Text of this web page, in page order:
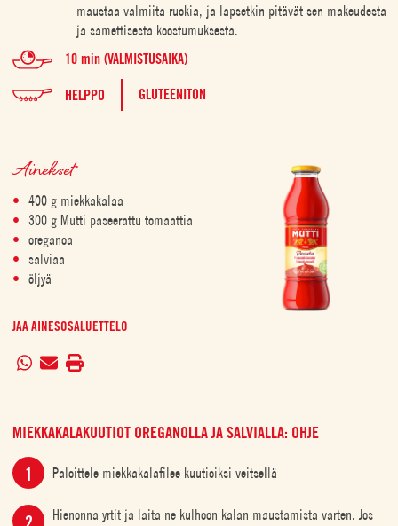
maustaa valmiita ruokia, ja lapsetkin pitävät sen makeudesta
ja samettisesta koostumuksesta.
10 min (VALMISTUSAIKA)
HELPPO GLUTEENITON
Ainekset
400 g miekkakalaa
300 g Mutti paseerattu tomaattia
oreganoa
salviaa
öljyä
JAA AINESOSALUETTELO
MIEKKAKALAKUUTIOT OREGANOLLA JA SALVIALLA: OHJE
Paloittele miekkakalafilee kuutioiksi veitsellä
Hienonna yrtit ja laita ne kulhoon kalan maustamista varten. Jos